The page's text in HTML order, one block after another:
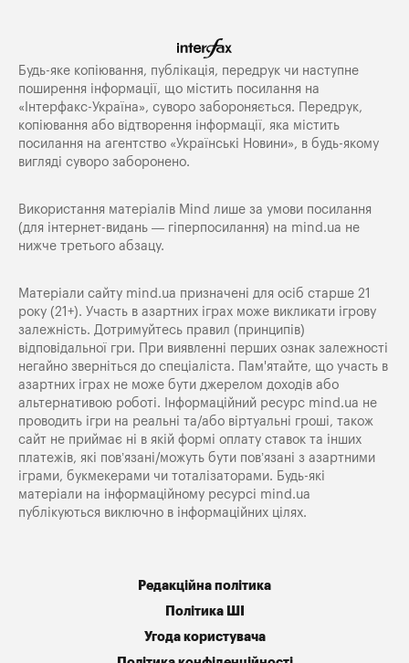
Будь-яке копiювання, публiкацiя, передрук чи наступне
поширення iнформацiї, що мiстить посилання на
«Iнтерфакс-Україна», суворо забороняється. Передрук,
копіювання або відтворення інформації, яка містить
посилання на агентство «Українські Новини», в будь-якому
вигляді суворо заборонено.
Використання матеріалів Mind лише за умови посилання
(для інтернет-видань — гіперпосилання) на mind.ua не
нижче третього абзацу.
Матеріали сайту mind.ua призначені для осіб старше 21
року (21+). Участь в азартних іграх може викликати ігрову
залежність. Дотримуйтесь правил (принципів)
відповідальної гри. При виявленні перших ознак залежності
негайно зверніться до спеціаліста. Пам'ятайте, що участь в
азартних іграх не може бути джерелом доходів або
альтернативою роботі. Інформаційний ресурс mind.ua не
проводить ігри на реальні та/або віртуальні гроші, також
сайт не приймає ні в якій формі оплату ставок та інших
платежів, які пов’язані/можуть бути пов’язані з азартними
іграми, букмекерами чи тоталізаторами. Будь-які
матеріали на інформаційному ресурсі mind.ua
публікуються виключно в інформаційних цілях.
Редакційна політика
Політика ШІ
Угода користувача